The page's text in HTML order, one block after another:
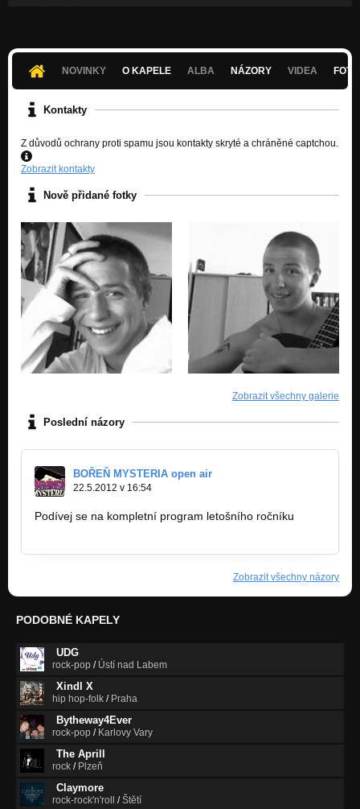
NOVINKY O KAPELE ALBA NÁZORY VIDEA
Kontakty
Z důvodů ochrany proti spamu jsou kontakty skryté a chráněné captchou.
Zobrazit kontakty
Nově přidané fotky
Zobrazit všechny galerie
Poslední názory
BOŘEŇ MYSTERIA open air
22.5.2012 v 16:54
Podívej se na kompletní program letošního ročníku
Zobrazit všechny názory
PODOBNÉ KAPELY
UDG
rock-pop / Ústí nad Labem
Xindl X
hip hop-folk / Praha
Bytheway4Ever
rock-pop / Karlovy Vary
The Aprill
rock / Plzeň
Claymore
rock-rock'n'roll /Štětí